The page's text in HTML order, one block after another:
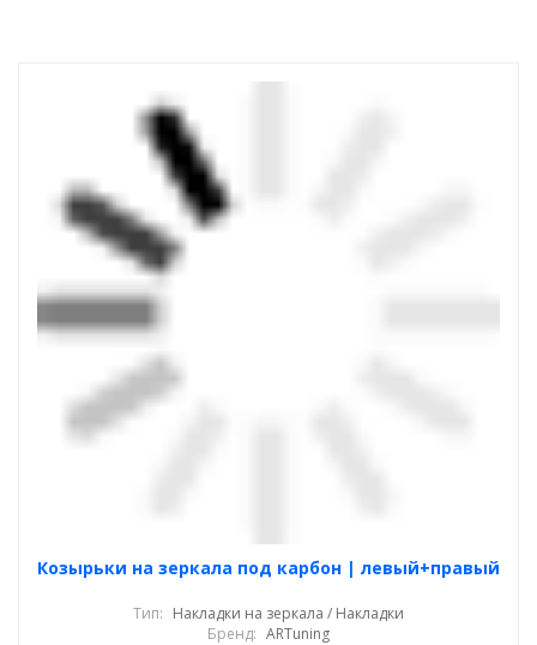
Козырьки на зеркала под карбон | левый+правый
Тип: Накладки на зеркала / Накладки
Бренд: ARTuning